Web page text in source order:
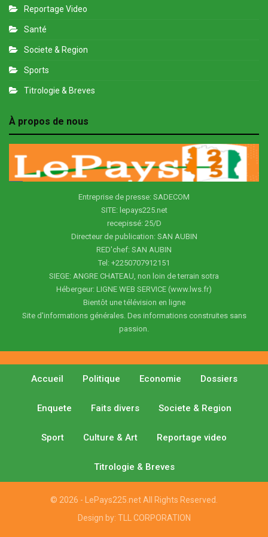
Reportage Video
Santé
Societe & Region
Sports
Titrologie & Breves
À propos de nous
Entreprise de presse: SADECOM
SITE: lepays225.net
recepissé: 25/D
Directeur de publication: SAN AUBIN
RED'chef: SAN AUBIN
Tel: +2250707912151
SIEGE: ANGRE CHATEAU, non loin de terrain sotra
Hébergeur: LIGNE WEB SERVICE (www.lws.fr)
Bientôt une télévision en ligne
Site d'informations générales. Des informations construites sans
passion.
Accueil Politique Economie Dossiers
Enquete Faits divers Societe & Region
Sport Culture & Art Reportage video
Titrologie & Breves
© 2026 - LePays225.net All Rights Reserved.
Design by: TLL CORPORATION